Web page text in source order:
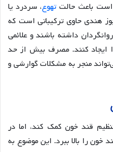
است باعث حالتتهوع، سردرد یا
هندی حاوی ترکیباتی است که
داشته باشند و علائمی
ایجاد کنند. مصرف بیش از حد
منجر به مشکلات گوارشی و
قند خون کمک کند، اما در
را بالا ببرد. این موضوع به